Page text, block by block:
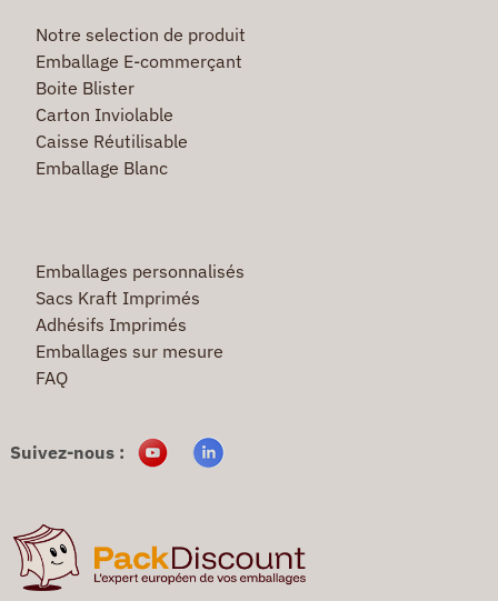
Notre selection de produit
Emballage E-commerçant
Boite Blister
Carton Inviolable
Caisse Réutilisable
Emballage Blanc
Emballages personnalisés
Sacs Kraft Imprimés
Adhésifs Imprimés
Emballages sur mesure
FAQ
Suivez-nous :